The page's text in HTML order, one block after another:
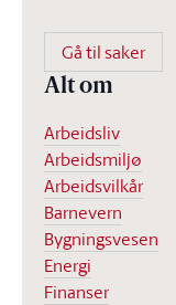
Gå til saker
Alt om
Arbeidsliv
Arbeidsmiljø
Arbeidsvilkår
Barnevern
Bygningsvesen
Energi
Finanser